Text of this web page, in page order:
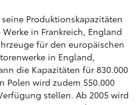
Produktionskapazitäten
in Frankreich, England
für den europäischen
in England,
die Kapazitäten für 830.000
Polen wird zudem 550.000
stellen. Ab 2005 wird